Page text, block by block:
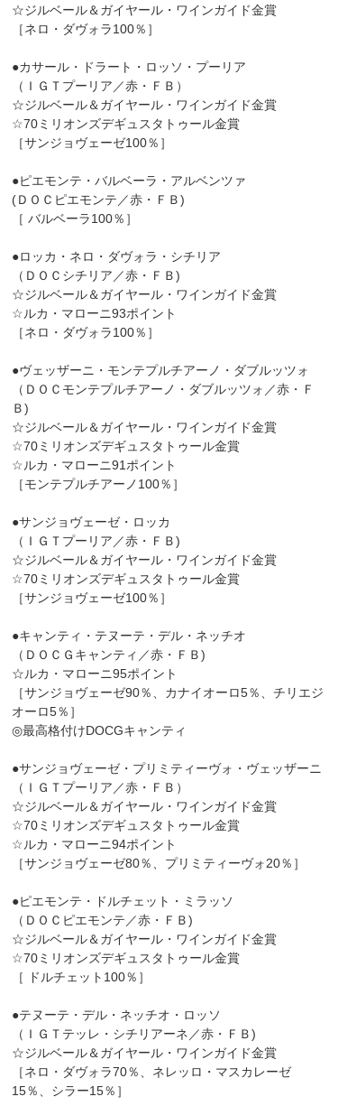
☆ジルベール＆ガイヤール・ワインガイド金賞
［ネロ・ダヴォラ100％］
●カサール・ドラート・ロッソ・プーリア
（ＩＧＴプーリア／赤・ＦＢ）
☆ジルベール＆ガイヤール・ワインガイド金賞
☆70ミリオンズデギュスタトゥール金賞
［サンジョヴェーゼ100％］
●ピエモンテ・バルベーラ・アルベンツァ
(ＤＯＣピエモンテ／赤・ＦＢ)
［ バルベーラ100％］
●ロッカ・ネロ・ダヴォラ・シチリア
（ＤＯＣシチリア／赤・ＦＢ)
☆ジルベール＆ガイヤール・ワインガイド金賞
☆ルカ・マローニ93ポイント
［ネロ・ダヴォラ100％］
●ヴェッザーニ・モンテプルチアーノ・ダブルッツォ
（ＤＯＣモンテプルチアーノ・ダブルッツォ／赤・Ｆ
Ｂ)
☆ジルベール＆ガイヤール・ワインガイド金賞
☆70ミリオンズデギュスタトゥール金賞
☆ルカ・マローニ91ポイント
［モンテプルチアーノ100％］
●サンジョヴェーゼ・ロッカ
（ＩＧＴプーリア／赤・ＦＢ)
☆ジルベール＆ガイヤール・ワインガイド金賞
☆70ミリオンズデギュスタトゥール金賞
［サンジョヴェーゼ100％］
●キャンティ・テヌーテ・デル・ネッチオ
（ＤＯＣＧキャンティ／赤・ＦＢ)
☆ルカ・マローニ95ポイント
［サンジョヴェーゼ90％、カナイオーロ5％、チリエジ
オーロ5％］
◎最高格付けDOCGキャンティ
●サンジョヴェーゼ・プリミティーヴォ・ヴェッザーニ
（ＩＧＴプーリア／赤・ＦＢ）
☆ジルベール＆ガイヤール・ワインガイド金賞
☆70ミリオンズデギュスタトゥール金賞
☆ルカ・マローニ94ポイント
［サンジョヴェーゼ80％、プリミティーヴォ20％］
●ピエモンテ・ドルチェット・ミラッソ
（ＤＯＣピエモンテ／赤・ＦＢ)
☆ジルベール＆ガイヤール・ワインガイド金賞
☆70ミリオンズデギュスタトゥール金賞
［ ドルチェット100％］
●テヌーテ・デル・ネッチオ・ロッソ
（ＩＧＴテッレ・シチリアーネ／赤・ＦＢ)
☆ジルベール＆ガイヤール・ワインガイド金賞
［ネロ・ダヴォラ70％、ネレッロ・マスカレーゼ
15％、シラー15％］